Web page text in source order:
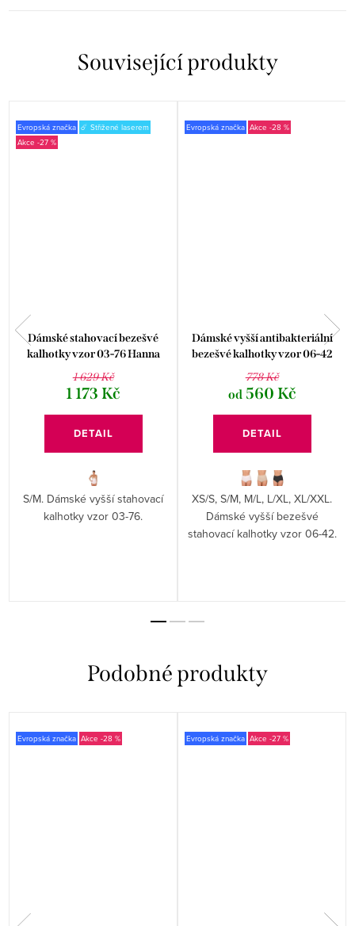
Související produkty
Evropská značka ☄️ Střižené laserem
-27 %
Dámské stahovací bezešvé
kalhotky vzor 03-76 Hanna
Style
1 629 Kč
1 173 Kč
DETAIL
S/M. Dámské vyšší stahovací
kalhotky vzor 03-76.
Evropská značka -28 %
Dámské vyšší antibakteriální
bezešvé kalhotky vzor 06-42
Hanna Style
778 Kč
od560 Kč
DETAIL
XS/S, S/M, M/L, L/XL, XL/XXL.
Dámské vyšší bezešvé
stahovací kalhotky vzor 06-42.
Evropská značka -28 % Evropská značka -27 %